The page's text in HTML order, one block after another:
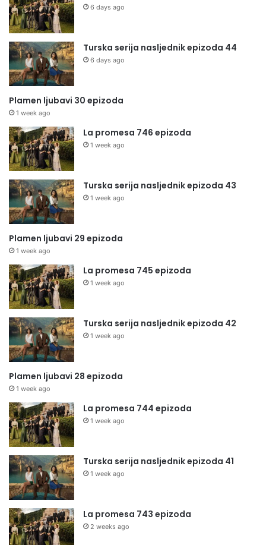
6 days ago
Turska serija nasljednik epizoda 44
6 days ago
Plamen ljubavi 30 epizoda
1 week ago
La promesa 746 epizoda
1 week ago
Turska serija nasljednik epizoda 43
1 week ago
Plamen ljubavi 29 epizoda
1 week ago
La promesa 745 epizoda
1 week ago
Turska serija nasljednik epizoda 42
1 week ago
Plamen ljubavi 28 epizoda
1 week ago
La promesa 744 epizoda
1 week ago
Turska serija nasljednik epizoda 41
1 week ago
La promesa 743 epizoda
2 weeks ago